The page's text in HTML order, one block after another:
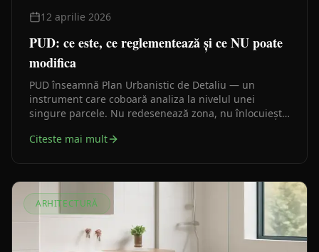
12 aprilie 2026
PUD: ce este, ce reglementează și ce NU poate
modifica
PUD înseamnă Plan Urbanistic de Detaliu — un
instrument care coboară analiza la nivelul unei
singure parcele. Nu redesenează zona, nu înlocuiește
superior.
Citeste mai mult
ARHITECTURĂ